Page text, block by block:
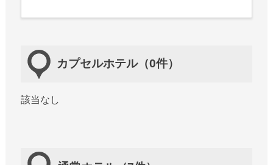
カプセルホテル（0件）
該当なし